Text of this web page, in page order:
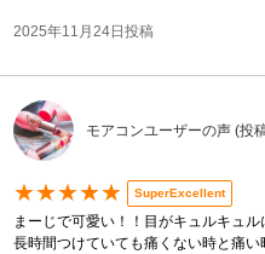
2025年11月24日投稿
モアコンユーザーの声 (投
★★★★★ SuperExcellent
まーじで可愛い！！目がキュルキュル
長時間つけていても痛くない時と痛